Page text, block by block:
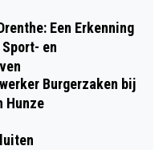
Een Erkenning
en
Burgerzaken bij
Hunze